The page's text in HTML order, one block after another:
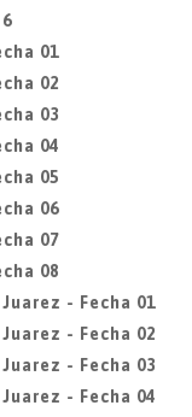
01
02
03
04
05
06
07
08
- Fecha 01
- Fecha 02
- Fecha 03
- Fecha 04